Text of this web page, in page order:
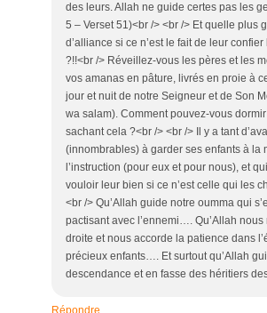
des leurs. Allah ne guide certes pas les
5 – Verset 51)<br /> <br /> Et quelle plus
d’alliance si ce n’est le fait de leur
?!!<br /> Réveillez-vous les pères et les
vos amanas en pâture, livrés en proie à
jour et nuit de notre Seigneur et de Son
wa salam). Comment pouvez-vous
sachant cela ?<br /> <br /> Il y a tant
(innombrables) à garder ses enfants à la
l’instruction (pour eux et pour nous), et
vouloir leur bien si ce n’est celle qui les
<br /> Qu’Allah guide notre oumma qui
pactisant avec l’ennemi…. Qu’Allah
droite et nous accorde la patience dans
précieux enfants…. Et surtout qu’Allah
descendance et en fasse des héritiers
Répondre